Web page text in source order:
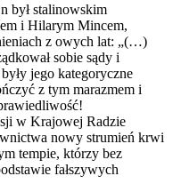
był stalinowskim
i Hilarym Mincem,
z owych lat: „(…)
sobie sądy i
jego kategoryczne
z tym marazmem i
w Krajowej Radzie
nowy strumień krwi
tempie, którzy bez
fałszywych